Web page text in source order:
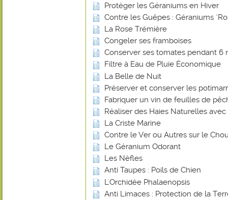
Protéger les Géraniums en Hiver
Contre les Guêpes : Géraniums
La Rose Trémière
Congeler ses framboises
Conserver ses tomates pendant 6
Filtre à Eau de Pluie Économique
La Belle de Nuit
Préserver et conserver les
Fabriquer un vin de feuilles de
Réaliser des Haies Naturelles
La Criste Marine
Contre le Ver ou Autres sur le
Le Géranium Odorant
Les Nèfles
Anti Taupes : Poils de Chien
L'Orchidée Phalaenopsis
Anti Limaces : Protection de la